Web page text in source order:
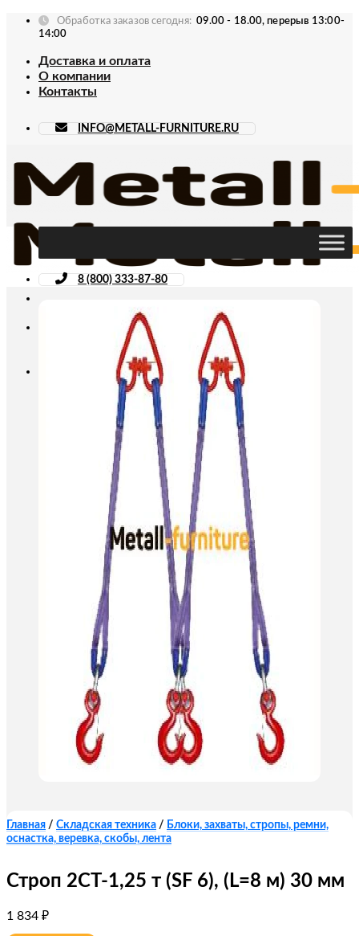
Skip
Обработка заказов сегодня: 09.00 - 18.00, перерыв 13:00-
14:00
Доставка и оплата
О компании
Контакты
INFO@METALL-FURNITURE.RU
8 (800) 333-87-80
Главная / Складская техника / Блоки, захваты, стропы, ремни,
оснастка, веревка, скобы, лента
Строп 2СТ-1,25 т (SF 6), (L=8 м) 30 мм
1 834 ₽